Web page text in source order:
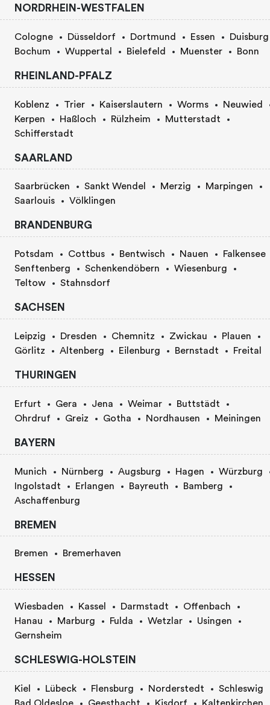
NORDRHEIN-WESTFALEN
Cologne Düsseldorf Dortmund Essen
Duisburg
Bochum
Wuppertal Bielefeld Muenster Bonn
RHEINLAND-PFALZ
Koblenz Trier Kaiserslautern Worms
Neuwied
Kerpen
Haßloch Rülzheim
Mutterstadt
Schifferstadt
SAARLAND
Saarbrücken Sankt Wendel Merzig
Marpingen
Saarlouis
Völklingen
BRANDENBURG
Potsdam Cottbus Bentwisch Nauen
Falkensee
Senftenberg
Schenkendöbern
Wiesenburg
Teltow
Stahnsdorf
SACHSEN
Leipzig Dresden Chemnitz Zwickau
Plauen
Görlitz
Altenberg Eilenburg Bernstadt Freital
THURINGEN
Erfurt Gera Jena Weimar
Buttstädt
Ohrdruf
Greiz Gotha Nordhausen Meiningen
BAYERN
Munich Nürnberg Augsburg Hagen
Würzburg
Ingolstadt
Erlangen Bayreuth
Bamberg
Aschaffenburg
BREMEN
Bremen Bremerhaven
HESSEN
Wiesbaden Kassel Darmstadt
Offenbach
Hanau
Marburg Fulda Wetzlar
Usingen
Gernsheim
SCHLESWIG-HOLSTEIN
Kiel Lübeck Flensburg Norderstedt
Schleswig